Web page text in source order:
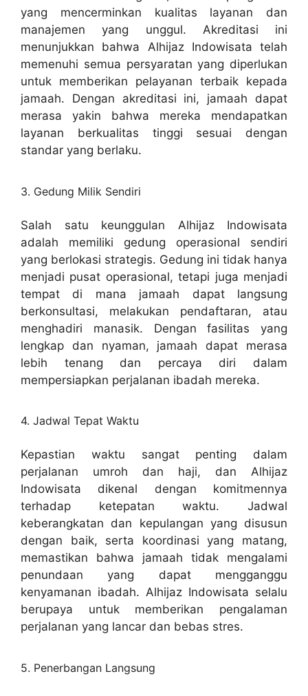
yang mencerminkan kualitas layanan dan
manajemen yang unggul. Akreditasi ini
menunjukkan bahwa Alhijaz Indowisata telah
memenuhi semua persyaratan yang diperlukan
untuk memberikan pelayanan terbaik kepada
jamaah. Dengan akreditasi ini, jamaah dapat
merasa yakin bahwa mereka mendapatkan
layanan berkualitas tinggi sesuai dengan
standar yang berlaku.
3. Gedung Milik Sendiri
Salah satu keunggulan Alhijaz Indowisata
adalah memiliki gedung operasional sendiri
yang berlokasi strategis. Gedung ini tidak hanya
menjadi pusat operasional, tetapi juga menjadi
tempat di mana jamaah dapat langsung
berkonsultasi, melakukan pendaftaran, atau
menghadiri manasik. Dengan fasilitas yang
lengkap dan nyaman, jamaah dapat merasa
lebih tenang dan percaya diri dalam
mempersiapkan perjalanan ibadah mereka.
4. Jadwal Tepat Waktu
Kepastian waktu sangat penting dalam
perjalanan umroh dan haji, dan Alhijaz
Indowisata dikenal dengan komitmennya
terhadap ketepatan waktu. Jadwal
keberangkatan dan kepulangan yang disusun
dengan baik, serta koordinasi yang matang,
memastikan bahwa jamaah tidak mengalami
penundaan yang dapat mengganggu
kenyamanan ibadah. Alhijaz Indowisata selalu
berupaya untuk memberikan pengalaman
perjalanan yang lancar dan bebas stres.
5. Penerbangan Langsung